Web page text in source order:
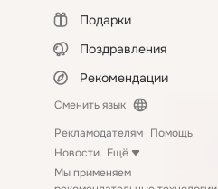
Подарки
Поздравления
Рекомендации
Сменить язык
Рекламодателям Помощь
Новости Ещё
Мы применяем